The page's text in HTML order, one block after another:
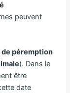
peuvent
de péremption
). Dans le
être
date